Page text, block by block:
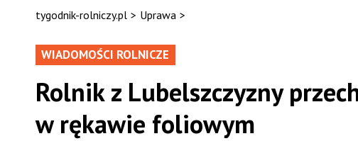
tygodnik-rolniczy.pl > Uprawa >
WIADOMOŚCI ROLNICZE
Rolnik z Lubelszczyzny
w rękawie foliowym